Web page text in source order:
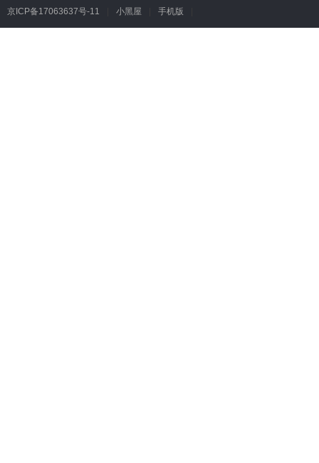
京ICP备17063637号-11 小黑屋 手机版